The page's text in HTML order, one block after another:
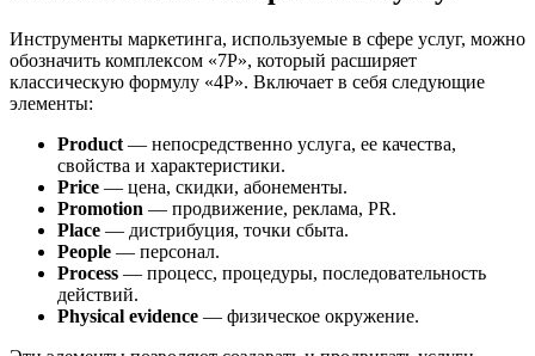
Инструменты маркетинга, используемые в сфере услуг, можно
обозначить комплексом «7P», который расширяет
классическую формулу «4P». Включает в себя следующие
элементы:
Product— непосредственно услуга, ее качества,
свойства и характеристики.
Price — цена, скидки, абонементы.
Promotion — продвижение, реклама, PR.
Place — дистрибуция, точки сбыта.
People — персонал.
Process — процесс, процедуры, последовательность
действий.
Physical evidence — физическое окружение.